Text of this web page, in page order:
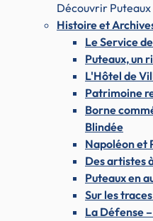
Découvrir Puteaux
Histoire et
Le Service
Puteaux, un
L'Hôtel de
Patrimoine
Borne
Blindée
Napoléon et
Des artistes
Puteaux en
Sur les
La Défense